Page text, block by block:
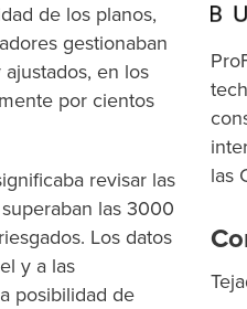
de los planos,
gestionaban
en los
por cientos
revisar las
las 3000
Los datos
y a las
posibilidad de
las